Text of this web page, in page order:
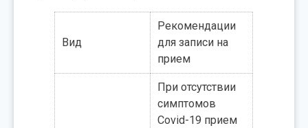
Вид
Рекомендации
для записи на
прием
При отсутствии
симптомов
Covid-19 прием